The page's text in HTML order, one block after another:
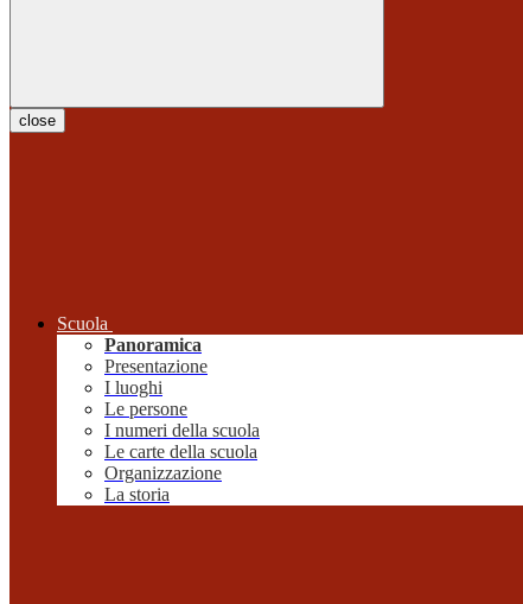
close
Scuola
Panoramica
Presentazione
I luoghi
Le persone
I numeri della scuola
Le carte della scuola
Organizzazione
La storia